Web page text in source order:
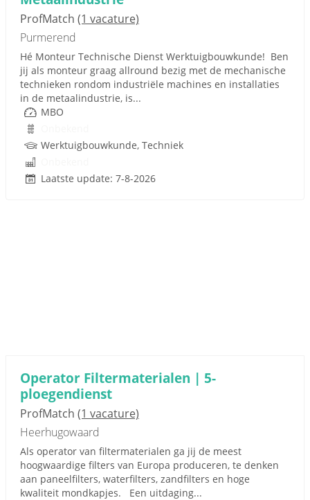
ProfMatch (1 vacature)
Purmerend
Hé Monteur Technische Dienst Werktuigbouwkunde! Ben
jij als monteur graag allround bezig met de mechanische
technieken rondom industriële machines en installaties
in de metaalindustrie, is...
MBO
Werktuigbouwkunde, Techniek
Laatste update: 7-8-2026
Operator Filtermaterialen | 5-
ploegendienst
ProfMatch (1 vacature)
Heerhugowaard
Als operator van filtermaterialen ga jij de meest
hoogwaardige filters van Europa produceren, te denken
aan paneelfilters, waterfilters, zandfilters en hoge
kwaliteit mondkapjes. Een uitdaging...